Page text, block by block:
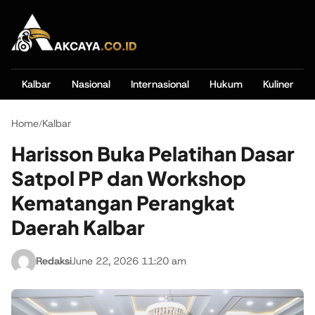
Kalbar Nasional Internasional Hukum Kuliner
Home/Kalbar
Harisson Buka Pelatihan Dasar
Satpol PP dan Workshop
Kematangan Perangkat
Daerah Kalbar
RedaksiJune 22, 2026 11:20 am